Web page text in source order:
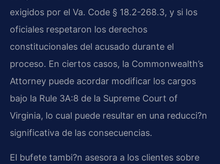
exigidos por el Va. Code § 18.2-268.3, y si los
oficiales respetaron los derechos
constitucionales del acusado durante el
proceso. En ciertos casos, la Commonwealth’s
Attorney puede acordar modificar los cargos
bajo la Rule 3A:8 de la Supreme Court of
Virginia, lo cual puede resultar en una reducci?n
significativa de las consecuencias.
El bufete tambi?n asesora a los clientes sobre